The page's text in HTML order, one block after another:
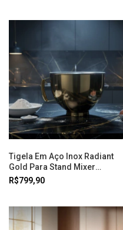
Tigela Em Aço Inox Radiant
Gold Para Stand Mixer
Kitchenaid
R$799,90